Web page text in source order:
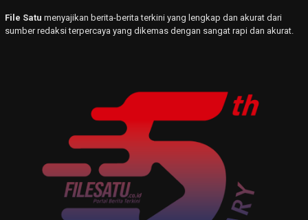
File Satu menyajikan berita-berita terkini yang lengkap dan akurat dari
sumber redaksi terpercaya yang dikemas dengan sangat rapi dan akurat.